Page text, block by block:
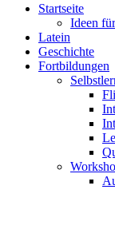
Startseite
Ideen
Latein
Geschichte
Fortbildungen